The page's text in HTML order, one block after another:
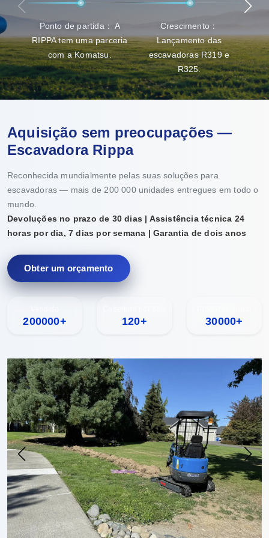
Ponto de partida： A
RIPPA tem uma parceria
com a Komatsu.
Crescimento：
Lançamento das
escavadoras R319 e
R325.
Aquisição sem preocupações —
Escavadora Rippa
Reconhecida mundialmente pelas suas soluções para
escavadoras — mais de 200 000 unidades entregues em todo o
mundo.
Devoluções no prazo de 30 dias | Assistência técnica 24
horas por dia, 7 dias por semana | Garantia de dois anos
Obter um orçamento
200000+ 120+ 30000+